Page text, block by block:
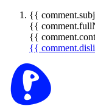
{{
{{
{{
{{